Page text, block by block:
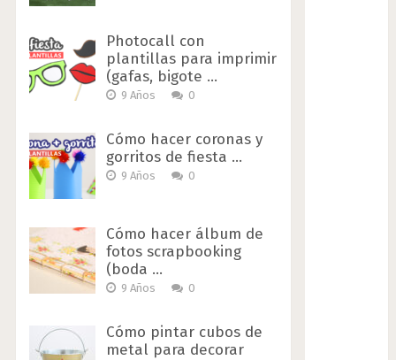
Photocall con
plantillas para imprimir
(gafas, bigote …
9 Años 0
Cómo hacer coronas y
gorritos de fiesta …
9 Años 0
Cómo hacer álbum de
fotos scrapbooking
(boda …
9 Años 0
Cómo pintar cubos de
metal para decorar